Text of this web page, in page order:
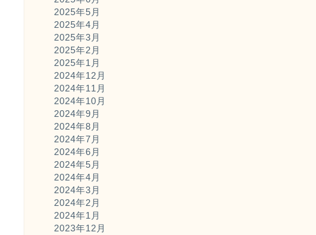
2025年5月
2025年4月
2025年3月
2025年2月
2025年1月
2024年12月
2024年11月
2024年10月
2024年9月
2024年8月
2024年7月
2024年6月
2024年5月
2024年4月
2024年3月
2024年2月
2024年1月
2023年12月